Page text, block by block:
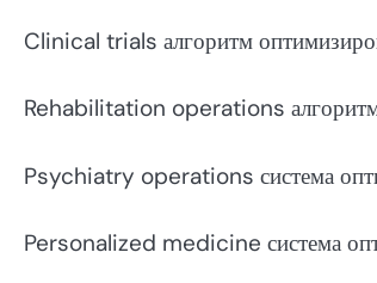
Clinical trials алгоритм
Rehabilitation operations алгоритм
Psychiatry operations система
Personalized medicine система